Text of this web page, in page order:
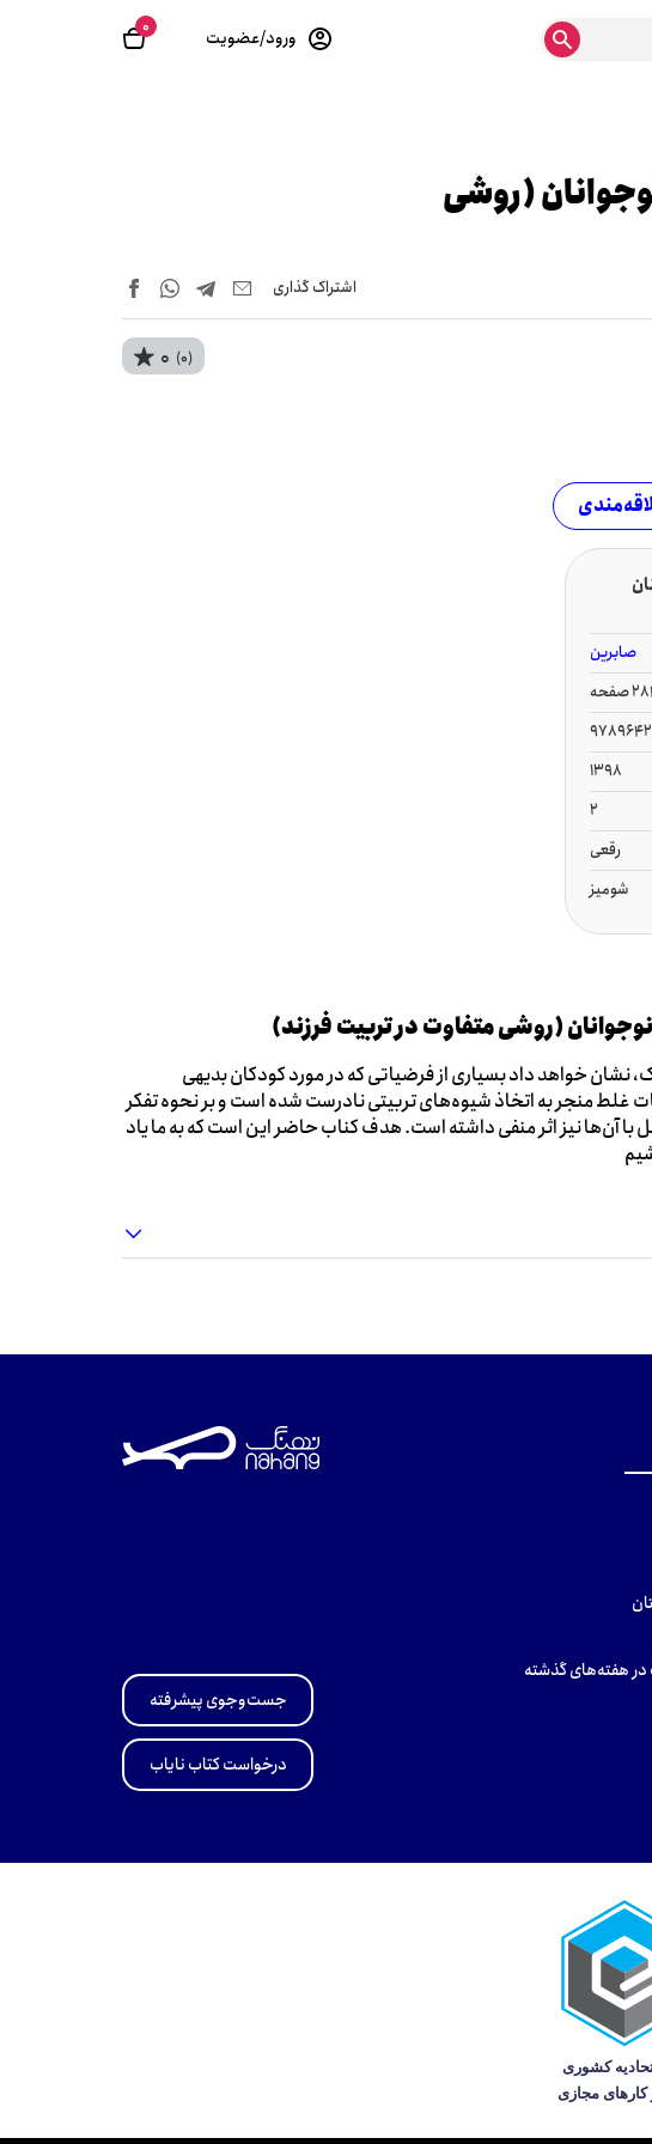
0 ورود/عضویت
(روشی
اشتراک‌ گذاری
0 (0)
صابرین
صفحه
1398
2
رقعی
شومیز
(روشی متفاوت در تربیت فرزند)
نشان خواهد داد بسیاری از فرضیاتی که در مورد کودکان بدیهی
غلط منجر به اتخاذ شیوه‌های تربیتی نادرست شده است و بر نحوه تفکر
با آن‌ها نیز اثر منفی داشته است. هدف کناب حاضر این است که به ما یاد
هفته‌های گذشته
جست‌وجوی پیشرفته
درخواست کتاب نایاب